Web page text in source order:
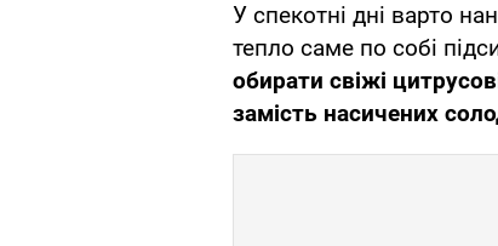
У спекотні дні варто
тепло саме по собі
обирати свіжі
замість насичених